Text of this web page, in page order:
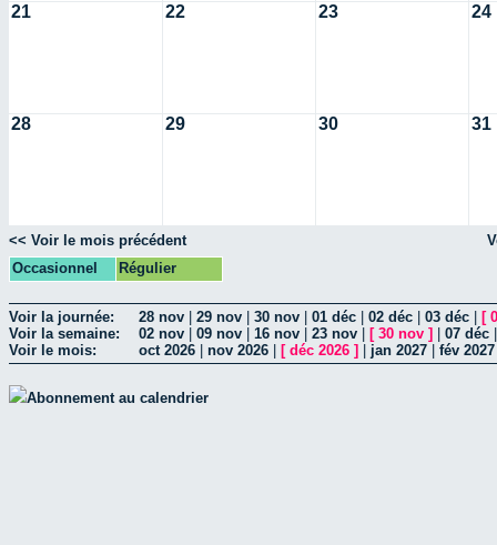
21 22 23 24
28 29 30 31
<< Voir le mois précédent
Occasionnel
Régulier
Voir la journée: 28 nov 29 nov 30 nov 01 déc 02 déc 03 déc [
Voir la semaine:
02 nov 09 nov 16 nov 23 nov [ 30 nov ] 07 déc
Voir le mois:
oct 2026 nov 2026 [ déc 2026 ] jan 2027 fév 2027
Abonnement au calendrier